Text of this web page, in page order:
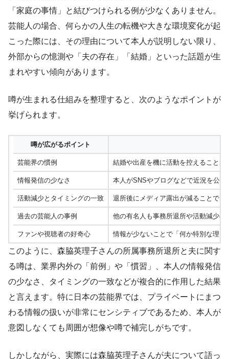
「家庭の事情」と結びつけられる例が少なくありません。
芸能人の場合、何らかの人生の転機や大きな環境変化が起
こった際には、その理由について本人が説明しない限り、
外部からの憶測や「夫の存在」「結婚」といった話題が生
まれやすい傾向があります。
噂が生まれる仕組みを整理すると、次のようなポイントが
挙げられます。
噂が広がるポイント
芸能界の慣例 結婚や出産を機に活動を控えること
情報発信の少なさ 本人がSNSやブログなどで近況を公
活動減少とタイミングの一致 退所後にメディア露出が減ることで
過去の芸能人の事例 他の有名人も事務所退所や活動減少
ファンや視聴者の好奇心 情報が少ないことで「何か特別な理
このように、森脇英理子さんの所属事務所退所と夫に関す
る噂は、業界内外の「前例」や「慣習」、本人の情報発信
の少なさ、タイミングの一致などが複合的に作用した結果
と言えます。特に日本の芸能界では、プライベートにまつ
わる情報の扱いが非常にセンシティブであるため、本人が
意図しなくても周囲が想像や噂で補完しがちです。
しかしながら、実際には森脇英理子さんが夫について語っ